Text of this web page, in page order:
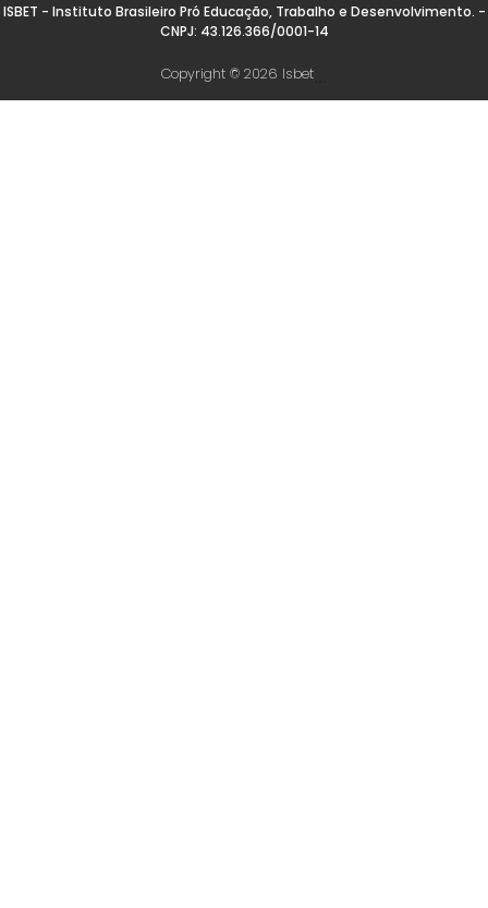
ISBET - Instituto Brasileiro Pró Educação, Trabalho e Desenvolvimento. -
CNPJ: 43.126.366/0001-14
Copyright © 2026 Isbet